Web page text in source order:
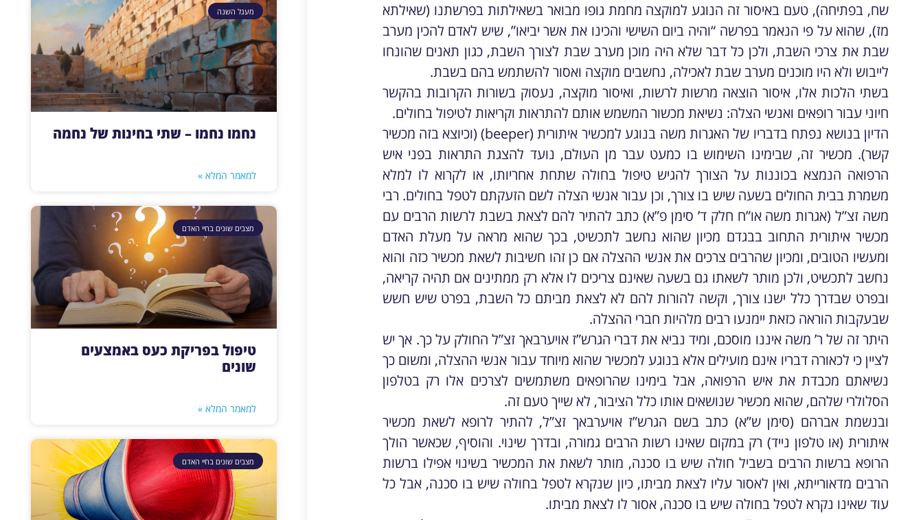
שח, בפתיחה), טעם באיסור זה הנוגע למוקצה מחמת גופו מבואר בשאילתות בפרשתנו (שאילתא
מז), שהוא על פי הנאמר בפרשה “והיה ביום השישי והכינו את אשר יביאו”, שיש לאדם להכין מערב
שבת את צרכי השבת, ולכן כל דבר שלא היה מוכן מערב שבת לצורך השבת, כגון תאנים שהונחו
לייבוש ולא היו מוכנים מערב שבת לאכילה, נחשבים מוקצה ואסור להשתמש בהם בשבת.
בשתי הלכות אלו, איסור הוצאה מרשות לרשות, ואיסור מוקצה, נעסוק בשורות הקרובות בהקשר
חיוני עבור רופאים ואנשי הצלה: נשיאת מכשור המשמש אותם להתראות וקריאות לטיפול בחולים.
הדיון בנושא נפתח בדבריו של האגרות משה בנוגע למכשיר איתורית (beeper) (וכיוצא בזה מכשיר
קשר). מכשיר זה, שבימינו השימוש בו כמעט עבר מן העולם, נועד להצגת התראות בפני איש
הרפואה הנמצא בכוננות על הצורך להגיש טיפול בחולה שתחת אחריותו, או לקרוא לו למלא
משמרת בבית החולים בשעה שיש בו צורך, וכן עבור אנשי הצלה לשם הזעקתם לטפל בחולים. רבי
משה זצ”ל (אגרות משה או”ח חלק ד’ סימן פ”א) כתב להתיר להם לצאת בשבת לרשות הרבים עם
מכשיר איתורית התחוב בבגדם מכיון שהוא נחשב לתכשיט, בכך שהוא מראה על מעלת האדם
ומעשיו הטובים, ומכיון שהרבים צרכים את אנשי ההצלה אם כן זהו חשיבות לשאת מכשיר כזה והוא
נחשב לתכשיט, ולכן מותר לשאתו גם בשעה שאינם צריכים לו אלא רק ממתינים אם תהיה קריאה,
ובפרט שבדרך כלל ישנו צורך, וקשה להורות להם לא לצאת מביתם כל השבת, בפרט שיש חשש
שבעקבות הוראה כזאת יימנעו רבים מלהיות חברי ההצלה.
היתר זה של ר’ משה איננו מוסכם, ומיד נביא את דברי הגרש”ז אויערבאך זצ”ל החולק על כך. אך יש
לציין כי לכאורה דבריו אינם מועילים אלא בנוגע למכשיר שהוא מיוחד עבור אנשי ההצלה, ומשום כך
נשיאתם מכבדת את איש הרפואה, אבל בימינו שהרופאים משתמשים לצרכים אלו רק בטלפון
הסלולרי שלהם, שהוא מכשיר שנושאים אותו כלל הציבור, לא שייך טעם זה.
ובנשמת אברהם (סימן ש”א) כתב בשם הגרש”ז אויערבאך זצ”ל, להתיר לרופא לשאת מכשיר
איתורית (או טלפון נייד) רק במקום שאינו רשות הרבים גמורה, ובדרך שינוי. והוסיף, שכאשר הולך
הרופא ברשות הרבים בשביל חולה שיש בו סכנה, מותר לשאת את המכשיר בשינוי אפילו ברשות
הרבים מדאורייתא, ואין לאסור עליו לצאת מביתו, כיון שנקרא לטפל בחולה שיש בו סכנה, אבל כל
עוד שאינו נקרא לטפל בחולה שיש בו סכנה, אסור לו לצאת מביתו.
מעגל השנה
נחמו נחמו – שתי בחינות של נחמה
למאמר המלא »
מצבים שונים בחיי האדם
טיפול בפריקת כעס באמצעים
שונים
למאמר המלא »
מצבים שונים בחיי האדם